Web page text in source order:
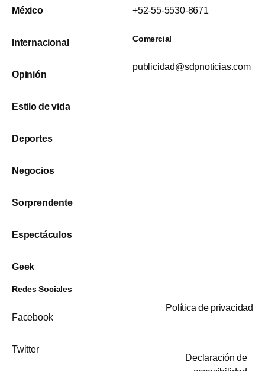
México
Internacional
Opinión
Estilo de vida
Deportes
Negocios
Sorprendente
Espectáculos
Geek
+52-55-5530-8671
Comercial
publicidad@sdpnoticias.com
Redes Sociales
Facebook
Twitter
Política de privacidad
Declaración de